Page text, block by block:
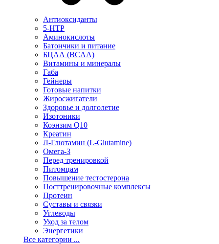
Антиоксиданты
5-HTP
Аминокислоты
Батончики и питание
БЦАА (BCAA)
Витамины и минералы
Габа
Гейнеры
Готовые напитки
Жиросжигатели
Здоровье и долголетие
Изотоники
Коэнзим Q10
Креатин
Л-Глютамин (L-Glutamine)
Омега-3
Перед тренировкой
Питомцам
Повышение тестостерона
Посттренировочные комплексы
Протеин
Суставы и связки
Углеводы
Уход за телом
Энергетики
Все категории ...